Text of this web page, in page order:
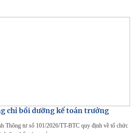
chỉ bồi dưỡng kế toán trưởng
Thông tư số 101/2026/TT-BTC quy định về tổ chức